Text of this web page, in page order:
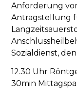
Anforderung
Antragstellung
Sozialdienst,
12.30 Uhr
30min